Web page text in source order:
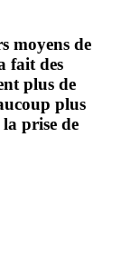
moyens de
fait des
plus de
plus
prise de